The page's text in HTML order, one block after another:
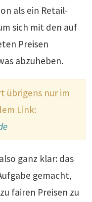
als ein Retail-
sich mit den auf
Preisen
abzuheben.
übrigens nur im
Link:
ganz klar: das
gemacht,
fairen Preisen zu